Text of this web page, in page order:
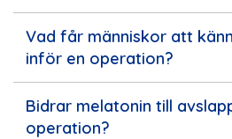
Vad får människor att
inför en operation?
Bidrar melatonin till
operation?